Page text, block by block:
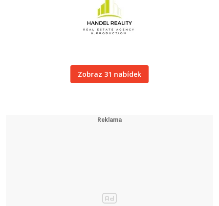
Zobraz 31 nabídek